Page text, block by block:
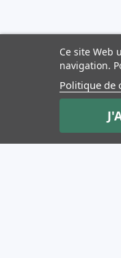
Ce site Web
navigation.
Politique de